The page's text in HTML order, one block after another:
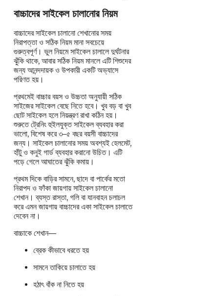
বাচ্চাদের সাইকেল চালানোর নিয়ম
বাচ্চাদের সাইকেল চালানো শেখানোর সময়
নিরাপত্তা ও সঠিক নিয়ম মানা সবচেয়ে
গুরুত্বপূর্ণ। ভুল নিয়মে সাইকেল চালালে দুর্ঘটনার
ঝুঁকি থাকে, আবার সঠিক নিয়ম মানলে এটি শিশুদের
জন্য আনন্দদায়ক ও উপকারী একটি অভ্যাসে
পরিণত হয়।
প্রথমেই বাচ্চার বয়স ও উচ্চতা অনুযায়ী সঠিক
সাইজের সাইকেল বেছে নিতে হবে। খুব বড় বা খুব
ছোট সাইকেল হলে নিয়ন্ত্রণ রাখা কঠিন হয়।
শুরুতে ট্রেনিং হুইলযুক্ত সাইকেল ব্যবহার করা
ভালো, বিশেষ করে ৩–৫ বছর বয়সী বাচ্চাদের
জন্য। সাইকেল চালানোর সময় অবশ্যই হেলমেট,
হাঁটু ও কনুই গার্ড ব্যবহার করানো উচিত। এটি
পড়ে গেলে আঘাতের ঝুঁকি কমায়।
প্রথম দিকে বাড়ির সামনে, ছাদে বা পার্কের মতো
নিরাপদ ও ফাঁকা জায়গায় সাইকেল চালানো
শেখান। ব্যস্ত রাস্তা, গলি বা যানবাহন চলাচল
করে এমন জায়গায় বাচ্চাদের একা সাইকেল চালাতে
দেবেন না।
বাচ্চাকে শেখান—
ব্রেক কীভাবে ধরতে হয়
সামনে তাকিয়ে চালাতে হয়
হঠাৎ বাঁক না নিতে হয়